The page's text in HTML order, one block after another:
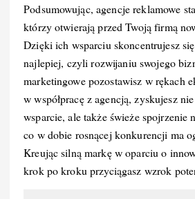
Podsumowując, agencje reklamowe
którzy otwierają przed Twoją firmą
Dzięki ich wsparciu skoncentrujesz
najlepiej, czyli rozwijaniu swojego
marketingowe pozostawisz w rękach
w współpracę z agencją, zyskujesz
wsparcie, ale także świeże spojrzenie
co w dobie rosnącej konkurencji ma
Kreując silną markę w oparciu o
krok po kroku przyciągasz wzrok